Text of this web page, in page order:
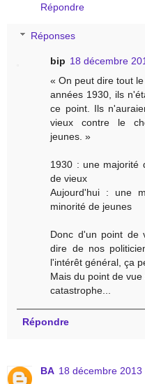
Répondre
Réponses
bip 18 décembre
« On peut dire tout
années 1930, ils
ce point. Ils
vieux contre le
jeunes. »
1930 : une majorité
de vieux
Aujourd'hui : une
minorité de jeunes
Donc d'un point de
dire de nos
l'intérêt général, ça
Mais du point de
catastrophe...
Répondre
BA 18 décembre 2013